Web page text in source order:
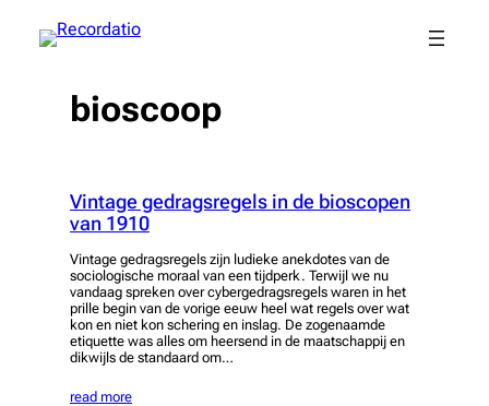
naar
bioscoop
Vintage gedragsregels in de bioscopen
van 1910
Vintage gedragsregels zijn ludieke anekdotes van de
sociologische moraal van een tijdperk. Terwijl we nu
vandaag spreken over cybergedragsregels waren in het
prille begin van de vorige eeuw heel wat regels over wat
kon en niet kon schering en inslag. De zogenaamde
etiquette was alles om heersend in de maatschappij en
dikwijls de standaard om…
read more